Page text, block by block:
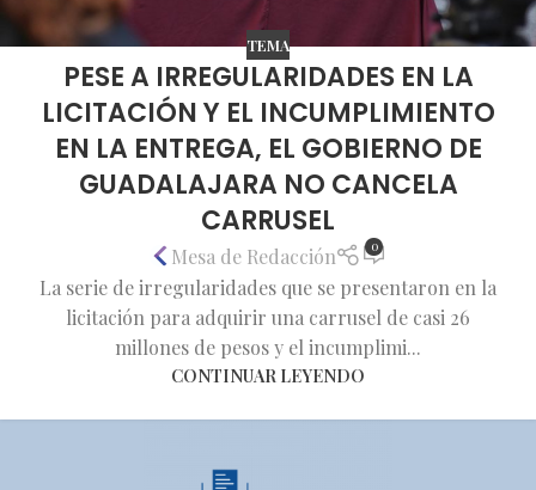
TEMA
PESE A IRREGULARIDADES EN LA
LICITACIÓN Y EL INCUMPLIMIENTO
EN LA ENTREGA, EL GOBIERNO DE
GUADALAJARA NO CANCELA
CARRUSEL
Mesa de Redacción 0
La serie de irregularidades que se presentaron en la
licitación para adquirir una carrusel de casi 26
millones de pesos y el incumplimi...
CONTINUAR LEYENDO